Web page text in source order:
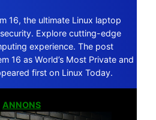
16, the ultimate Linux laptop
Explore cutting-edge
experience. The post
16 as World’s Most Private and
first on Linux Today.
ANNONS